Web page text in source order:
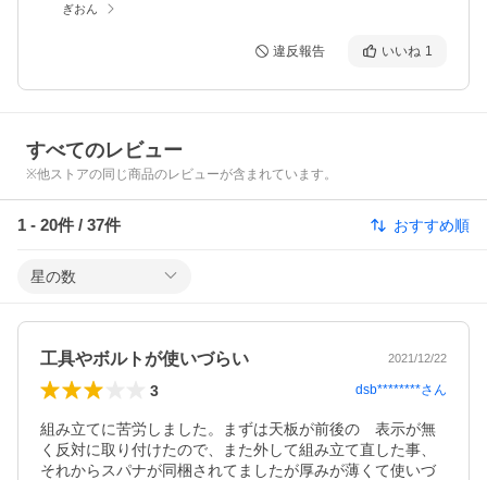
ぎおん
違反報告 いいね 1
すべてのレビュー
※他ストアの同じ商品のレビューが含まれています。
1 - 20件 / 37件 おすすめ順
星の数
工具やボルトが使いづらい 2021/12/22
3 dsb********さん
組み立てに苦労しました。まずは天板が前後の　表示が無
く反対に取り付けたので、また外して組み立て直した事、
それからスパナが同梱されてましたが厚みが薄くて使いづ